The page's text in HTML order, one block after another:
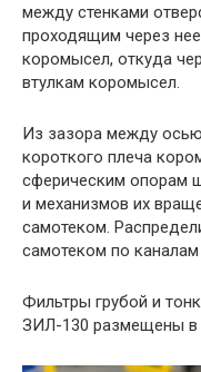
между стенками
проходящим через
коромысел, откуда
втулкам коромысел.
Из зазора между
короткого плеча
сферическим опорам
и механизмов их
самотеком.
самотеком по
Фильтры грубой и
ЗИЛ-130 размещены в